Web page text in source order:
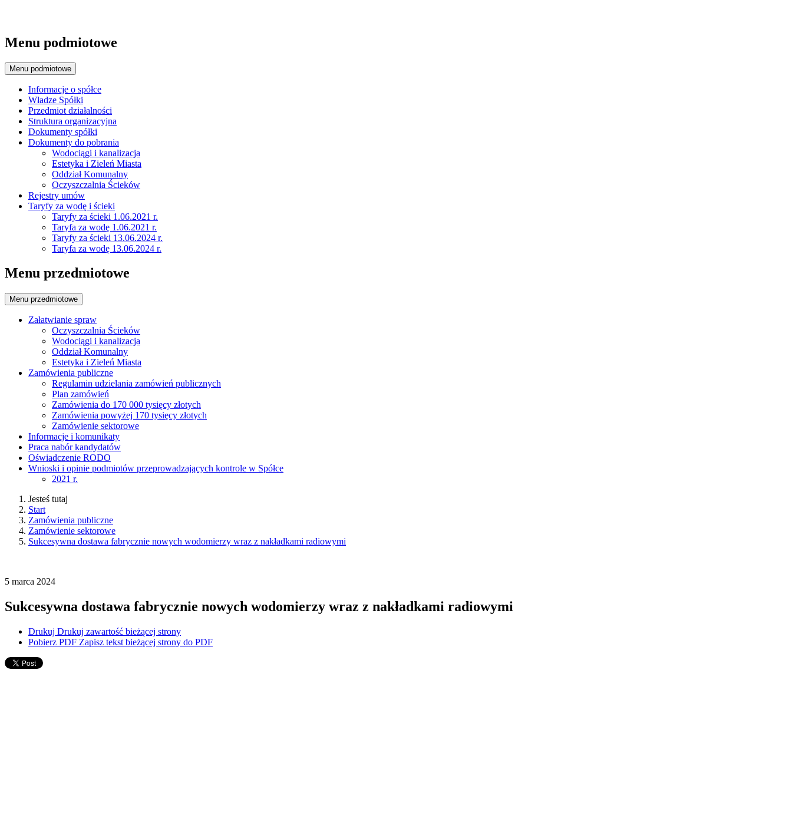
Menu podmiotowe
Menu podmiotowe
Informacje o spółce
Władze Spółki
Przedmiot działalności
Struktura organizacyjna
Dokumenty spółki
Dokumenty do pobrania
Wodociągi i kanalizacja
Estetyka i Zieleń Miasta
Oddział Komunalny
Oczyszczalnia Ścieków
Rejestry umów
Taryfy za wodę i ścieki
Taryfy za ścieki 1.06.2021 r.
Taryfa za wodę 1.06.2021 r.
Taryfy za ścieki 13.06.2024 r.
Taryfa za wodę 13.06.2024 r.
Menu przedmiotowe
Menu przedmiotowe
Załatwianie spraw
Oczyszczalnia Ścieków
Wodociągi i kanalizacja
Oddział Komunalny
Estetyka i Zieleń Miasta
Zamówienia publiczne
Regulamin udzielania zamówień publicznych
Plan zamówień
Zamówienia do 170 000 tysięcy złotych
Zamówienia powyżej 170 tysięcy złotych
Zamówienie sektorowe
Informacje i komunikaty
Praca nabór kandydatów
Oświadczenie RODO
Wnioski i opinie podmiotów przeprowadzających kontrole w Spółce
2021 r.
Jesteś tutaj
Start
Zamówienia publiczne
Zamówienie sektorowe
Sukcesywna dostawa fabrycznie nowych wodomierzy wraz z nakładkami radiowymi
5 marca 2024
Sukcesywna dostawa fabrycznie nowych wodomierzy wraz z nakładkami radiowymi
Drukuj Drukuj zawartość bieżącej strony
Pobierz PDF Zapisz tekst bieżącej strony do PDF